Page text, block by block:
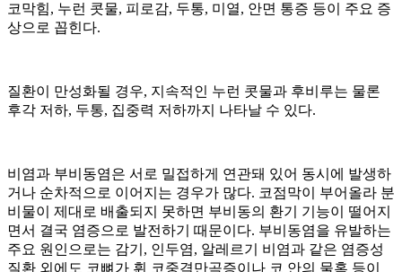
코막힘, 누런 콧물, 피로감, 두통, 미열, 안면 통증 등이 주요 증
상으로 꼽힌다.
질환이 만성화될 경우, 지속적인 누런 콧물과 후비루는 물론
후각 저하, 두통, 집중력 저하까지 나타날 수 있다.
비염과 부비동염은 서로 밀접하게 연관돼 있어 동시에 발생하
거나 순차적으로 이어지는 경우가 많다. 코점막이 부어올라 분
비물이 제대로 배출되지 못하면 부비동의 환기 기능이 떨어지
면서 결국 염증으로 발전하기 때문이다. 부비동염을 유발하는
주요 원인으로는 감기, 인두염, 알레르기 비염과 같은 염증성
질환 외에도 코뼈가 휜 코중격만곡증이나 코 안의 물혹 등이